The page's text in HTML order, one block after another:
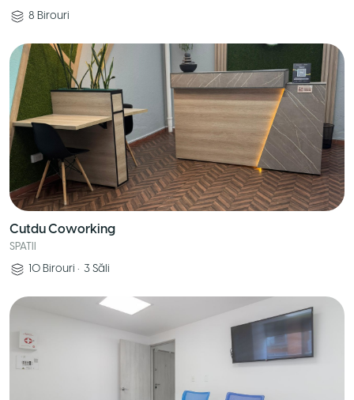
8 Birouri
Cutdu Coworking
SPATII
10 Birouri • 3 Săli